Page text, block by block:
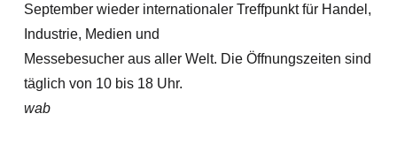
September wieder internationaler Treffpunkt für Handel,
Industrie, Medien und
Messebesucher aus aller Welt. Die Öffnungszeiten sind
täglich von 10 bis 18 Uhr.
wab